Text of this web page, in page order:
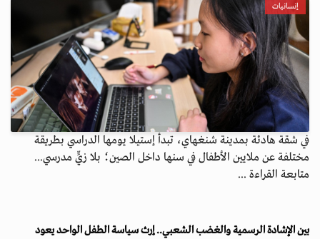
إنسانيات
في شقة هادئة بمدينة شنغهاي، تبدأ إستيلا يومها الدراسي بطريقة
مختلفة عن ملايين الأطفال في سنها داخل الصين؛ بلا زيٍّ مدرسي...
متابعة القراءة ...
بين الإشادة الرسمية والغضب الشعبي.. إرث سياسة الطفل الواحد يعود